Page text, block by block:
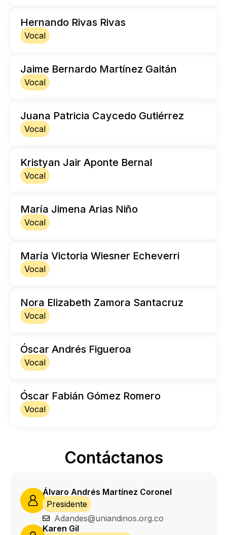
Hernando Rivas Rivas
Vocal
Jaime Bernardo Martínez Gaitán
Vocal
Juana Patricia Caycedo Gutiérrez
Vocal
Kristyan Jair Aponte Bernal
Vocal
María Jimena Arias Niño
Vocal
María Victoria Wiesner Echeverri
Vocal
Nora Elizabeth Zamora Santacruz
Vocal
Óscar Andrés Figueroa
Vocal
Óscar Fabián Gómez Romero
Vocal
Contáctanos
Álvaro Andrés Martínez Coronel
Presidente
Adandes@uniandinos.org.co
Karen Gil